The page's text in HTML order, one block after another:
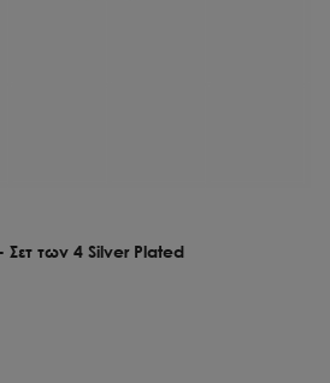
Σετ των 4 Silver Plated